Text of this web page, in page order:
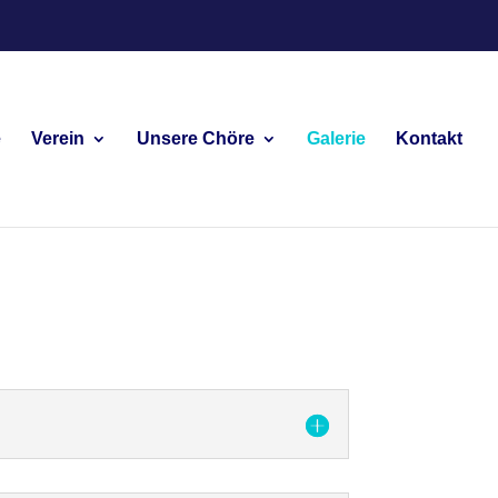
Verein Unsere Chöre Galerie Kontakt